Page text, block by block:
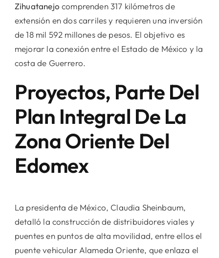
Zihuatanejo comprenden 317 kilómetros de
extensión en dos carriles y requieren una inversión
de 18 mil 592 millones de pesos. El objetivo es
mejorar la conexión entre el Estado de México y la
costa de Guerrero.
Proyectos, Parte Del
Plan Integral De La
Zona Oriente Del
Edomex
La presidenta de México, Claudia Sheinbaum,
detalló la construcción de distribuidores viales y
puentes en puntos de alta movilidad, entre ellos el
puente vehicular Alameda Oriente, que enlaza el